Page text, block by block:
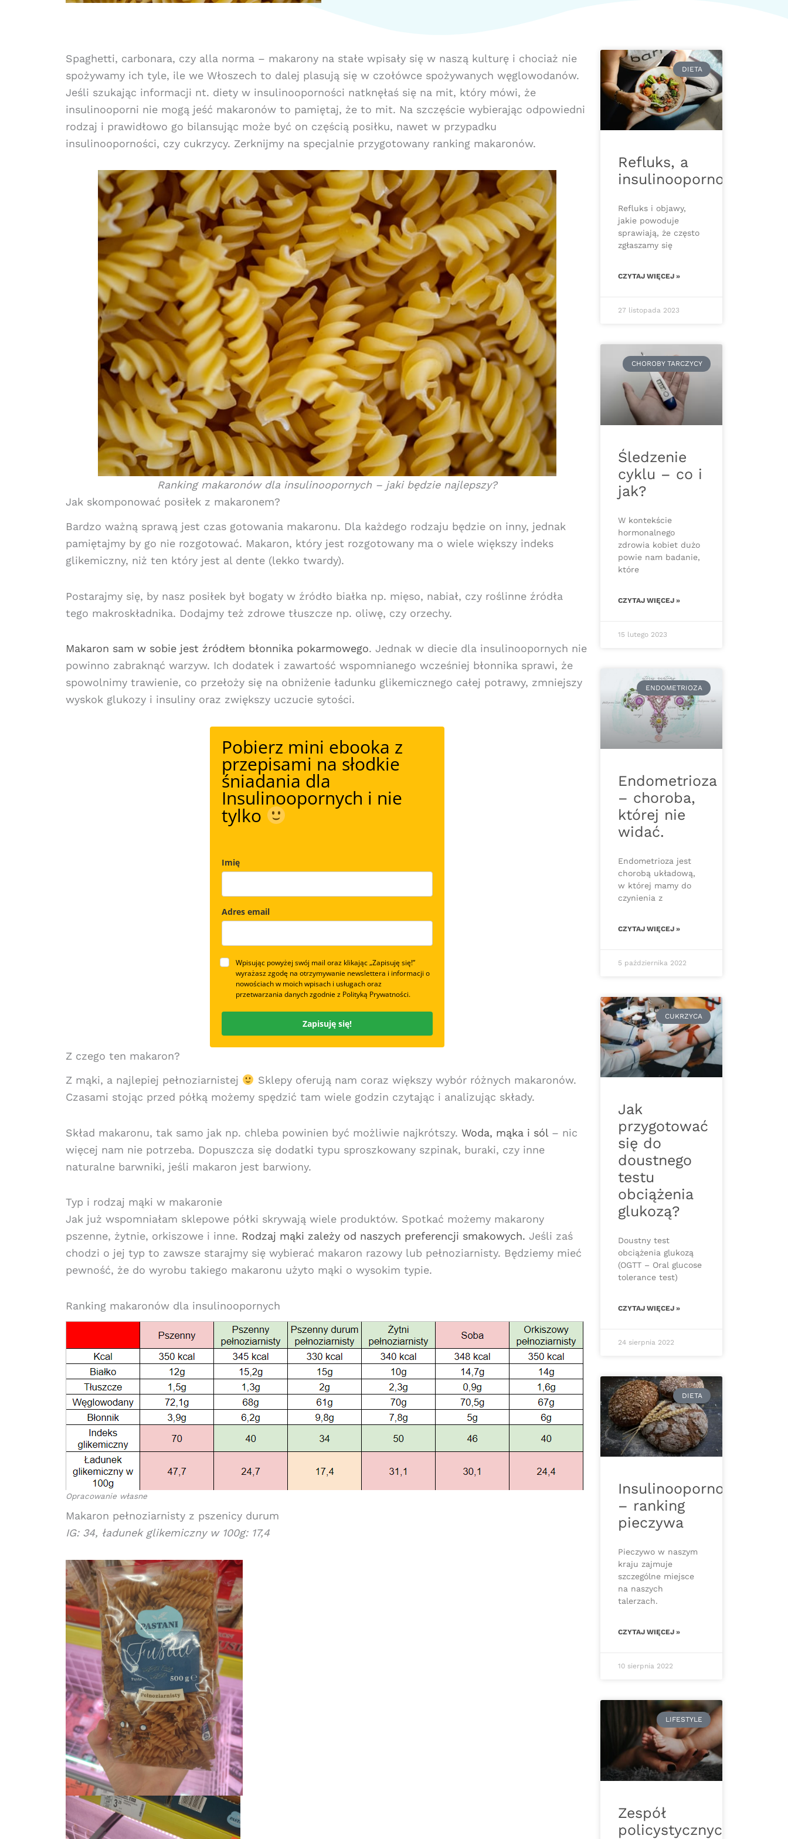
Spaghetti, carbonara, czy alla norma – makarony na stałe wpisały się w naszą kulturę i chociaż nie
spożywamy ich tyle, ile we Włoszech to dalej plasują się w czołówce spożywanych węglowodanów.
Jeśli szukając informacji nt. diety w insulinooporności natknęłaś się na mit, który mówi, że
insulinooporni nie mogą jeść makaronów to pamiętaj, że to mit. Na szczęście wybierając odpowiedni
rodzaj i prawidłowo go bilansując może być on częścią posiłku, nawet w przypadku
insulinooporności, czy cukrzycy. Zerknijmy na specjalnie przygotowany ranking makaronów.
Ranking makaronów dla insulinoopornych – jaki będzie najlepszy?
Jak skomponować posiłek z makaronem?
Bardzo ważną sprawą jest czas gotowania makaronu. Dla każdego rodzaju będzie on inny, jednak
pamiętajmy by go nie rozgotować. Makaron, który jest rozgotowany ma o wiele większy indeks
glikemiczny, niż ten który jest al dente (lekko twardy).
Postarajmy się, by nasz posiłek był bogaty w źródło białka np. mięso, nabiał, czy roślinne źródła
tego makroskładnika. Dodajmy też zdrowe tłuszcze np. oliwę, czy orzechy.
Makaron sam w sobie jest źródłem błonnika pokarmowego. Jednak w diecie dla insulinoopornych nie
powinno zabraknąć warzyw. Ich dodatek i zawartość wspomnianego wcześniej błonnika sprawi, że
spowolnimy trawienie, co przełoży się na obniżenie ładunku glikemicznego całej potrawy, zmniejszy
wyskok glukozy i insuliny oraz zwiększy uczucie sytości.
Pobierz mini ebooka z
przepisami na słodkie
śniadania dla
Insulinoopornych i nie
tylko
Imię
Adres email
Wpisując powyżej swój mail oraz klikając „Zapisuję się!”
wyrażasz zgodę na otrzymywanie newslettera i informacji o
nowościach w moich wpisach i usługach oraz
przetwarzania danych zgodnie z Polityką Prywatności.
Zapisuję się!
Z czego ten makaron?
Z mąki, a najlepiej pełnoziarnistej
Sklepy oferują nam coraz większy wybór różnych makaronów.
Czasami stojąc przed półką możemy spędzić tam wiele godzin czytając i analizując składy.
Skład makaronu, tak samo jak np. chleba powinien być możliwie najkrótszy. Woda, mąka i sól – nic
więcej nam nie potrzeba. Dopuszcza się dodatki typu sproszkowany szpinak, buraki, czy inne
naturalne barwniki, jeśli makaron jest barwiony.
Typ i rodzaj mąki w makaronie
Jak już wspomniałam sklepowe półki skrywają wiele produktów. Spotkać możemy makarony
pszenne, żytnie, orkiszowe i inne. Rodzaj mąki zależy od naszych preferencji smakowych. Jeśli zaś
chodzi o jej typ to zawsze starajmy się wybierać makaron razowy lub pełnoziarnisty. Będziemy mieć
pewność, że do wyrobu takiego makaronu użyto mąki o wysokim typie.
Ranking makaronów dla insulinoopornych
Opracowanie własne
Makaron pełnoziarnisty z pszenicy durum
IG: 34, ładunek glikemiczny w 100g: 17,4
DIETA
Refluks, a
insulinooporność
Refluks i objawy,
jakie powoduje
sprawiają, że często
zgłaszamy się
CZYTAJ WIĘCEJ »
27 listopada 2023
CHOROBY TARCZYCY
Śledzenie
cyklu – co i
jak?
W kontekście
hormonalnego
zdrowia kobiet dużo
powie nam badanie,
które
CZYTAJ WIĘCEJ »
15 lutego 2023
ENDOMETRIOZA
Endometrioza
– choroba,
której nie
widać.
Endometrioza jest
chorobą układową,
w której mamy do
czynienia z
CZYTAJ WIĘCEJ »
5 października 2022
CUKRZYCA
Jak
przygotować
się do
doustnego
testu
obciążenia
glukozą?
Doustny test
obciążenia glukozą
(OGTT – Oral glucose
tolerance test)
CZYTAJ WIĘCEJ »
24 sierpnia 2022
DIETA
Insulinooporność
– ranking
pieczywa
Pieczywo w naszym
kraju zajmuje
szczególne miejsce
na naszych
talerzach.
CZYTAJ WIĘCEJ »
10 sierpnia 2022
LIFESTYLE
Zespół
policystycznych